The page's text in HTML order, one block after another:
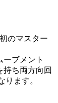
のマスター
ーブメント
持ち両方向回
ります。